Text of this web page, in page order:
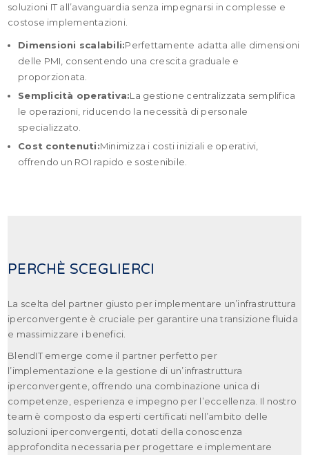
soluzioni IT all’avanguardia senza impegnarsi in complesse e
costose implementazioni.
Dimensioni scalabili:Perfettamente adatta alle dimensioni
delle PMI, consentendo una crescita graduale e
proporzionata.
Semplicità operativa:La gestione centralizzata semplifica
le operazioni, riducendo la necessità di personale
specializzato.
Cost contenuti:Minimizza i costi iniziali e operativi,
offrendo un ROI rapido e sostenibile.
PERCHÈ SCEGLIERCI
La scelta del partner giusto per implementare un’infrastruttura
iperconvergente è cruciale per garantire una transizione fluida
e massimizzare i benefici.
BlendIT emerge come il partner perfetto per
l’implementazione e la gestione di un’infrastruttura
iperconvergente, offrendo una combinazione unica di
competenze, esperienza e impegno per l’eccellenza. Il nostro
team è composto da esperti certificati nell’ambito delle
soluzioni iperconvergenti, dotati della conoscenza
approfondita necessaria per progettare e implementare